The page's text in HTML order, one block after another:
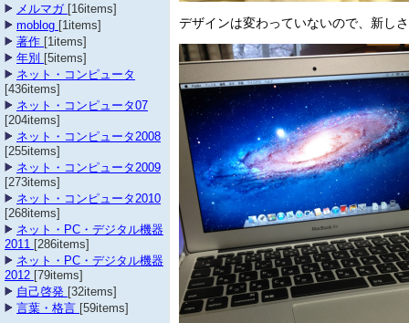
メルマガ [16items]
moblog [1items]
著作 [1items]
年別 [5items]
ネット・コンピュータ
[436items]
ネット・コンピュータ07
[204items]
ネット・コンピュータ2008
[255items]
ネット・コンピュータ2009
[273items]
ネット・コンピュータ2010
[268items]
ネット・PC・デジタル機器
2011 [286items]
ネット・PC・デジタル機器
2012 [79items]
自己啓発 [32items]
言葉・格言 [59items]
デザインは変わっていないので、新し